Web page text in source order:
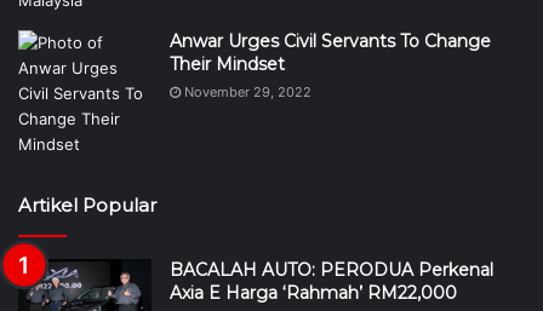
Anwar Urges Civil Servants To Change
Their Mindset
November 29, 2022
Artikel Popular
BACALAH AUTO: PERODUA Perkenal
Axia E Harga ‘Rahmah’ RM22,000